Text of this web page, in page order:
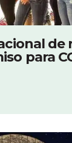
de
para